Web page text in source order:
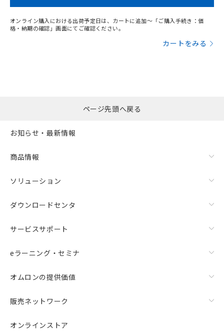
オンライン購入における出荷予定日は、カートに追加～「ご購入手続き：価
格・納期の確認」画面にてご確認ください。
カートをみる
ページ先頭へ戻る
お知らせ・最新情報
商品情報
ソリューション
ダウンロードセンタ
サービスサポート
eラーニング・セミナ
オムロンの提供価値
販売ネットワーク
オンラインストア